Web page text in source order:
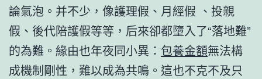
論氣泡。并不少，像護理假、月經假 、投親
假、後代陪護假等等，后來卻都墮入了“落地難”
的為難。緣由也年夜同小異： 包養金額無法構
成機制剛性，難以成為共鳴。這也不克不及只